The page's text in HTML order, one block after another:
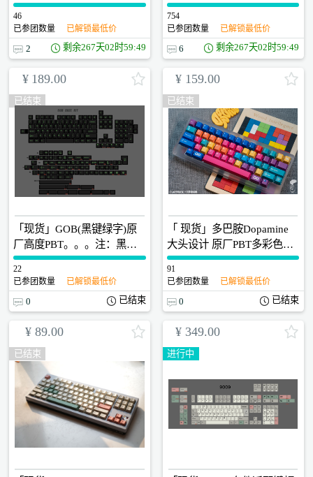
带昭阳日影来”
46
已参团数量
已解锁最低价
2 剩余267天02时59:48
帽
754
已参团数量
已解锁最低价
6 剩余267天02时59:48
¥ 189.00
已结束
「现货」GOB(黑键绿字)原
厂高度PBT。。。注：黑键
白字、蓝字、紫字、红字也
可以拍这个链接，备注上颜
色
22
已参团数量
已解锁最低价
0 已结束
¥ 159.00
已结束
「 现货」多巴胺Dopamine
大头设计 原厂PBT多彩色全
五面热升华键帽 新升级显微
镜QC歪字检查
91
已参团数量
已解锁最低价
0 已结束
¥ 89.00
已结束
¥ 349.00
进行中